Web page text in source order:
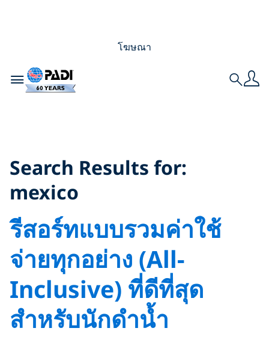
โฆษณา
Toggle navigation Search
Search Results for:
mexico
รีสอร์ทแบบรวมค่าใช้
จ่ายทุกอย่าง (All-
Inclusive) ที่ดีที่สุด
สำหรับนักดำน้ำ